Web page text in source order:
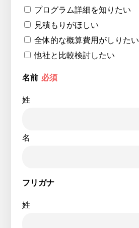
プログラム詳細を知りたい
見積もりがほしい
全体的な概算費用がしりたい
他社と比較検討したい
名前 必須
姓
名
フリガナ
姓